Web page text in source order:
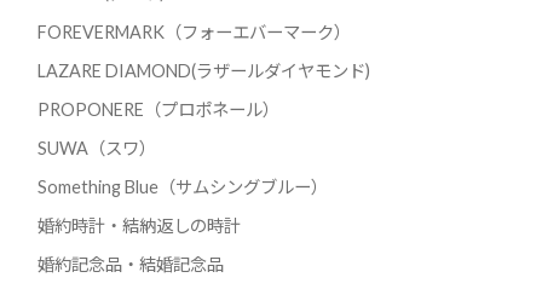
FOREVERMARK（フォーエバーマーク）
LAZARE DIAMOND(ラザールダイヤモンド)
PROPONERE（プロポネール）
SUWA（スワ）
Something Blue（サムシングブルー）
婚約時計・結納返しの時計
婚約記念品・結婚記念品